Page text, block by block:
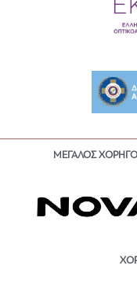
ΜΕΓΑΛΟΣ